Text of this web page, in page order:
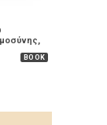
που
BOOK